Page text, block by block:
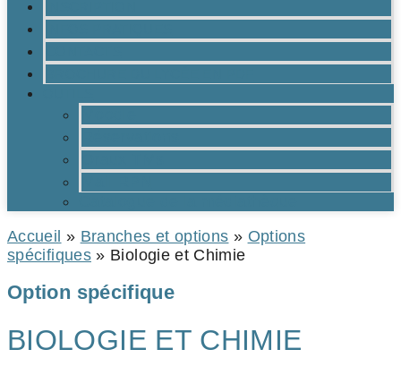
Accueil » Branches et options » Options
spécifiques» Biologie et Chimie
Option spécifique
BIOLOGIE ET CHIMIE